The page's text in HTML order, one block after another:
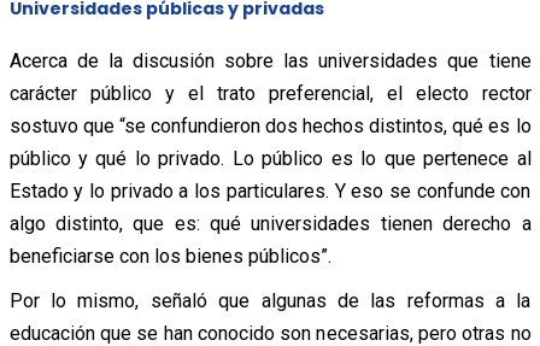
Universidades públicas y privadas
Acerca de la discusión sobre las universidades que tiene
carácter público y el trato preferencial, el electo rector
sostuvo que “se confundieron dos hechos distintos, qué es lo
público y qué lo privado. Lo público es lo que pertenece al
Estado y lo privado a los particulares. Y eso se confunde con
algo distinto, que es: qué universidades tienen derecho a
beneficiarse con los bienes públicos”.
Por lo mismo, señaló que algunas de las reformas a la
educación que se han conocido son necesarias, pero otras no